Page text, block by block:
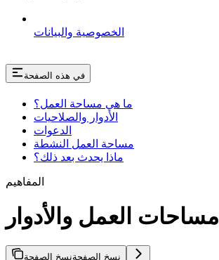
الخصوصية والبيانات
في هذه الصفحة
ما هي مساحة العمل؟
الأدوار والصلاحيات
الدعوات
مساحة العمل النشطة
ماذا يحدث بعد ذلك؟
المفاهيم
مساحات العمل والأدوار
نسخ الصفحةنسخ الصفحة